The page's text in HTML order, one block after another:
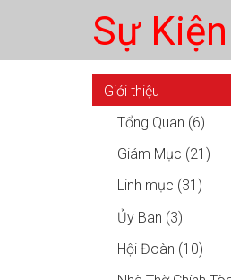
Sự
Giới thiệu
Tổng Quan (6)
Giám Mục (21)
Linh mục (31)
Ủy Ban (3)
Hội Đoàn (10)